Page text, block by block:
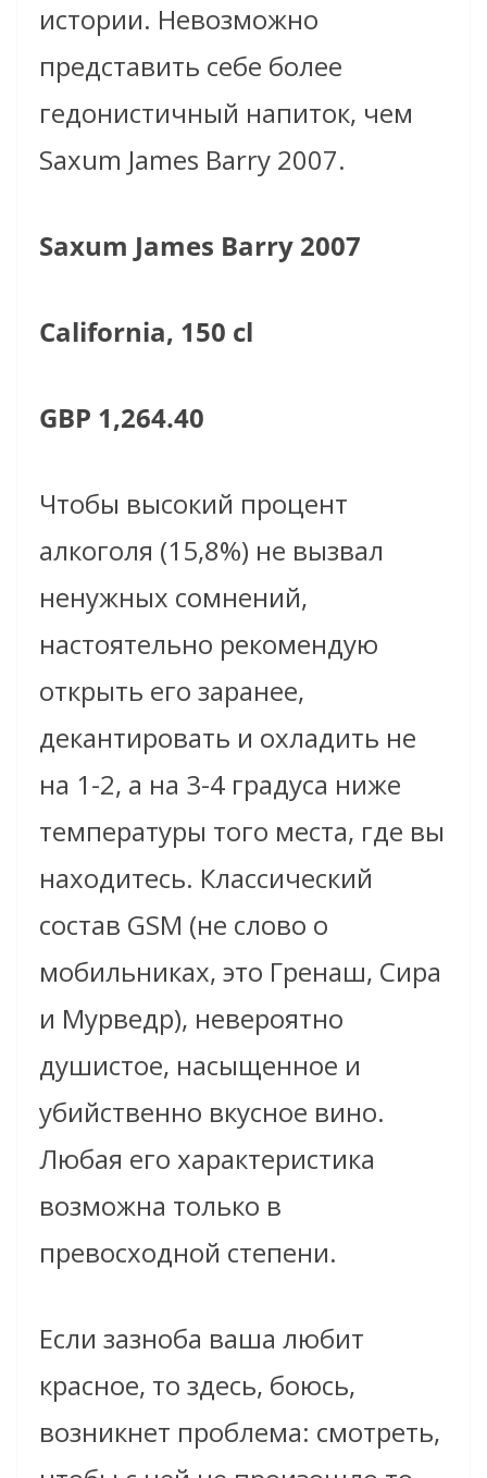
истории. Невозможно
представить себе более
гедонистичный напиток, чем
Saxum James Barry 2007.
Saxum James Barry 2007
California, 150 cl
GBP 1,264.40
Чтобы высокий процент
алкоголя (15,8%) не вызвал
ненужных сомнений,
настоятельно рекомендую
открыть его заранее,
декантировать и охладить не
на 1-2, а на 3-4 градуса ниже
температуры того места, где вы
находитесь. Классический
состав GSM (не слово о
мобильниках, это Гренаш, Сира
и Мурведр), невероятно
душистое, насыщенное и
убийственно вкусное вино.
Любая его характеристика
возможна только в
превосходной степени.
Если зазноба ваша любит
красное, то здесь, боюсь,
возникнет проблема: смотреть,